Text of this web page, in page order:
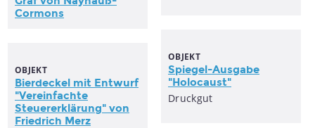
Cormons
OBJEKT
Spiegel-Ausgabe
"Holocaust"
Druckgut
OBJEKT
Bierdeckel mit Entwurf
"Vereinfachte
Steuererklärung" von
Friedrich Merz